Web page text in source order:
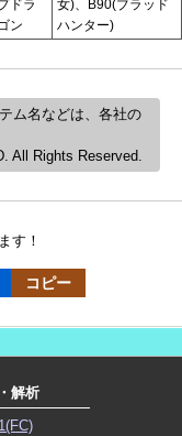
ドラ
ン
女)、B90(ブラッド
ハンター)
ム名などは、各社の
All Rights Reserved.
す！
コピー
解析